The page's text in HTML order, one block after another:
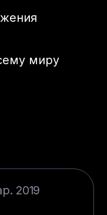
миру
2019